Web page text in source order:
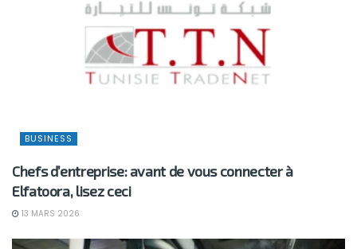
BUSINESS
Chefs d’entreprise: avant de vous connecter à
Elfatoora, lisez ceci
13 MARS 2026